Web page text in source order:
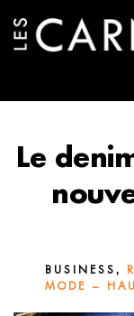
Le
BUSINESS ,
MODE –